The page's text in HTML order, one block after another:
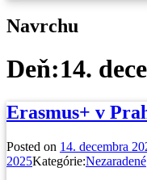
Navrchu
Deň:14.
Erasmus+ v
Posted on 14. decembra
2025Kategórie:Nezaradené